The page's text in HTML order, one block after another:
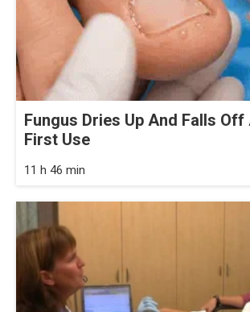
Fungus Dries Up And Falls
First Use
11 h 46 min